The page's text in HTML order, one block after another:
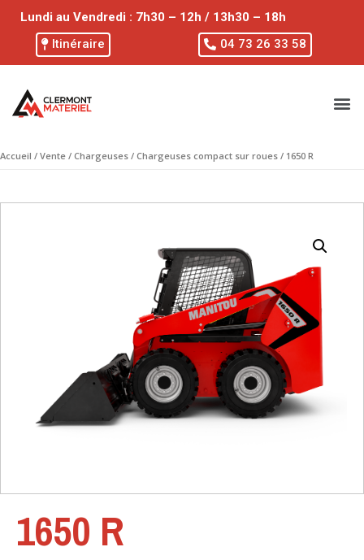
Lundi au Vendredi : 7h30 – 12h / 13h30 – 18h
Itinéraire
04 73 26 33 58
Accueil / Vente / Chargeuses / Chargeuses compact sur roues / 1650 R
1650 R